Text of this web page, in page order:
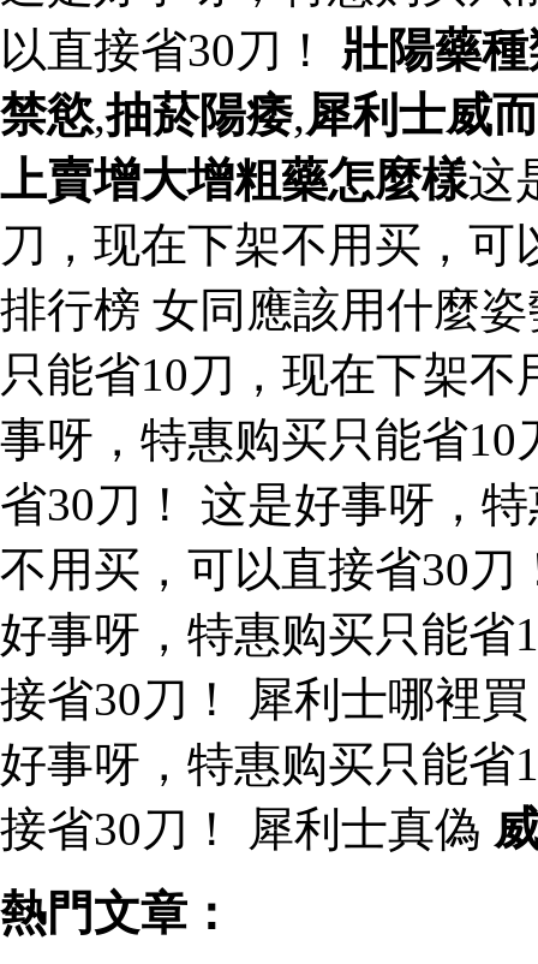
以直接省30刀！ 壯陽藥
禁慾,抽菸陽痿,犀利士威
上賣增大增粗藥怎麼樣这
刀，现在下架不用买，可
排行榜 女同應該用什麼
只能省10刀，现在下架
事呀，特惠购买只能省
省30刀！ 这是好事呀，
不用买，可以直接省30
好事呀，特惠购买只能省
接省30刀！ 犀利士哪裡
好事呀，特惠购买只能省
接省30刀！ 犀利士真偽
熱門文章：